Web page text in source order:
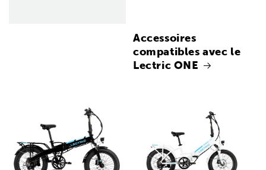
Accessoires
compatibles avec le
Lectric ONE